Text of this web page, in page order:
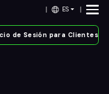
ES
de Sesión para Clientes